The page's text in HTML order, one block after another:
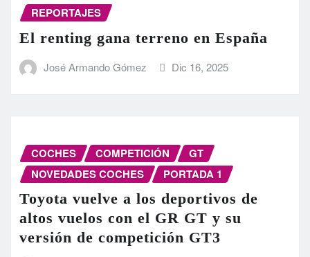
REPORTAJES
El renting gana terreno en España
José Armando Gómez Dic 16, 2025
COCHES COMPETICIÓN
GT
NOVEDADES COCHES
PORTADA 1
Toyota vuelve a los deportivos de
altos vuelos con el GR GT y su
versión de competición GT3